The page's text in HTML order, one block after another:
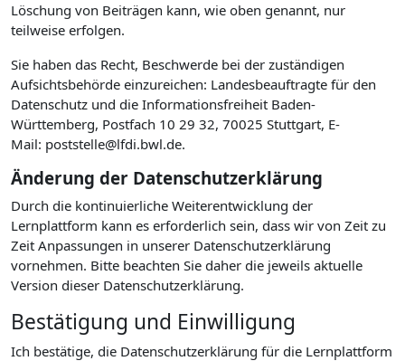
Löschung von Beiträgen kann, wie oben genannt, nur
teilweise erfolgen.
Sie haben das Recht, Beschwerde bei der zuständigen
Aufsichtsbehörde einzureichen: Landesbeauftragte für den
Datenschutz und die Informationsfreiheit Baden-
Württemberg, Postfach 10 29 32, 70025 Stuttgart, E-
Mail: poststelle@lfdi.bwl.de.
Änderung der Datenschutzerklärung
Durch die kontinuierliche Weiterentwicklung der
Lernplattform kann es erforderlich sein, dass wir von Zeit zu
Zeit Anpassungen in unserer Datenschutzerklärung
vornehmen. Bitte beachten Sie daher die jeweils aktuelle
Version dieser Datenschutzerklärung.
Bestätigung und Einwilligung
Ich bestätige, die Datenschutzerklärung für die Lernplattform